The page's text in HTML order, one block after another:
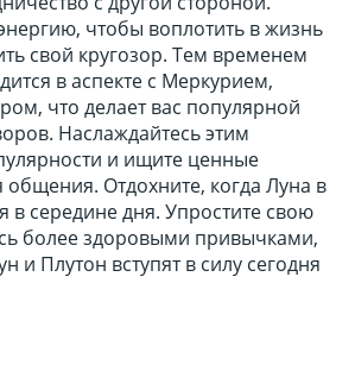
чтобы воплотить в жизнь
свой кругозор. Тем временем
в аспекте с Меркурием,
что делает вас популярной
Наслаждайтесь этим
и ищите ценные
Отдохните, когда Луна в
в середине дня. Упростите свою
более здоровыми привычками,
и Плутон вступят в силу сегодня